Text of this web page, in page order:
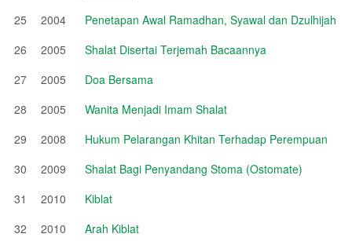
25
2004
Penetapan Awal Ramadhan, Syawal dan Dzulhijah
26
2005
Shalat Disertai Terjemah Bacaannya
27
2005
Doa Bersama
28
2005
Wanita Menjadi Imam Shalat
29
2008
Hukum Pelarangan Khitan Terhadap Perempuan
30
2009
Shalat Bagi Penyandang Stoma (Ostomate)
31
2010
Kiblat
32
2010 Arah Kiblat